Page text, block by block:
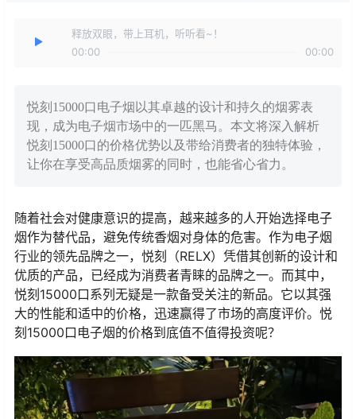
释放双眼，带上耳机，听听看~！
00:00
00:00
悦刻15000口电子烟以其卓越的设计和持久的烟雾表
现，成为电子烟市场中的一匹黑马。本文将深入解析
悦刻15000口的价格优势以及带给消费者的独特体验，
让你在享受高品质烟雾的同时，也能省心省力。
随着社会对健康意识的提高，越来越多的人开始选择电子
烟作为替代品，避免传统香烟对身体的危害。作为电子烟
行业的领先品牌之一，悦刻（RELX）凭借其创新的设计和
优质的产品，已经成为消费者青睐的品牌之一。而其中，
悦刻15000口系列无疑是一款备受关注的新品。它以其强
大的性能和适中的价格，迅速赢得了市场的高度评价。悦
刻15000口电子烟的价格到底值不值得投资呢？